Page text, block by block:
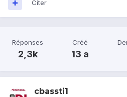
Citer
Réponses
2,3k
Créé
13 a
cbassti1